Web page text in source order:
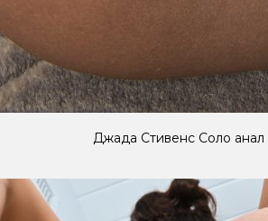
Джада Стивенс Соло анал